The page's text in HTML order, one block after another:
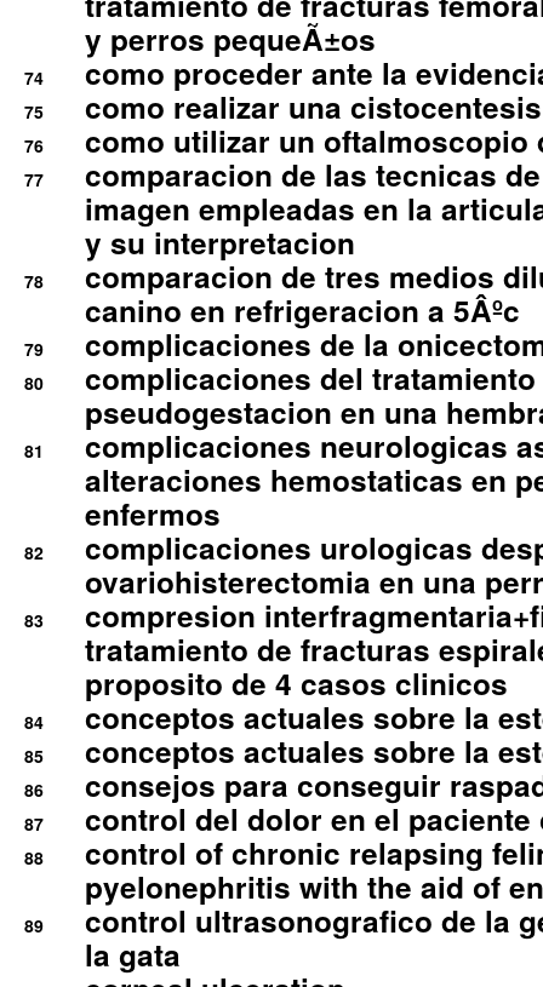
y perros pequeÃ±os
74 como proceder ante la
75 como realizar una
76 como utilizar un oftalmoscopio
77
comparacion de las tecnicas
imagen empleadas en la
y su interpretacion
78
comparacion de tres medios
canino en refrigeracion a 5Âºc
79 complicaciones de la
80
complicaciones del
pseudogestacion en una
81
complicaciones neurologicas
alteraciones hemostaticas en
enfermos
82
complicaciones urologicas
ovariohisterectomia en una
83
compresion
tratamiento de fracturas
proposito de 4 casos clinicos
84 conceptos actuales sobre la
85 conceptos actuales sobre la
86 consejos para conseguir
87 control del dolor en el
88
control of chronic relapsing
pyelonephritis with the aid of
89
control ultrasonografico de la
la gata